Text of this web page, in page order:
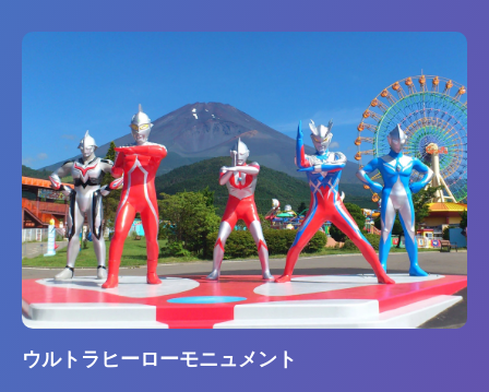
ウルトラヒーローモニュメント